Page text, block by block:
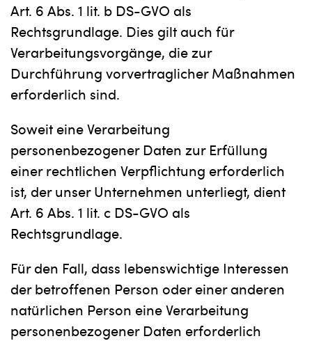
Art. 6 Abs. 1 lit. b DS-GVO als
Rechtsgrundlage. Dies gilt auch für
Verarbeitungsvorgänge, die zur
Durchführung vorvertraglicher Maßnahmen
erforderlich sind.
Soweit eine Verarbeitung
personenbezogener Daten zur Erfüllung
einer rechtlichen Verpflichtung erforderlich
ist, der unser Unternehmen unterliegt, dient
Art. 6 Abs. 1 lit. c DS-GVO als
Rechtsgrundlage.
Für den Fall, dass lebenswichtige Interessen
der betroffenen Person oder einer anderen
natürlichen Person eine Verarbeitung
personenbezogener Daten erforderlich